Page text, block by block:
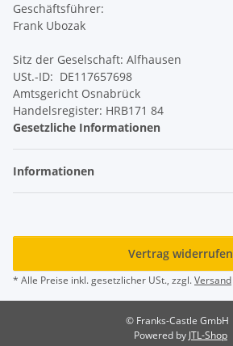
Geschäftsführer:
Frank Ubozak
Sitz der Geselschaft: Alfhausen
USt.-ID: DE117657698
Amtsgericht Osnabrück
Handelsregister: HRB171 84
Gesetzliche Informationen
Informationen
Vertrag widerrufen
* Alle Preise inkl. gesetzlicher USt., zzgl.Versand
© Franks-Castle GmbH
Powered by JTL-Shop